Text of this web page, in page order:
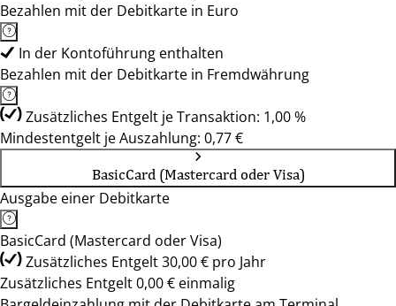
Bezahlen mit der Debitkarte in Euro
In der Kontoführung enthalten
Bezahlen mit der Debitkarte in Fremdwährung
Zusätzliches Entgelt je Transaktion: 1,00 %
Mindestentgelt je Auszahlung: 0,77 €
BasicCard (Mastercard oder Visa)
Ausgabe einer Debitkarte
BasicCard (Mastercard oder Visa)
Zusätzliches Entgelt 30,00 € pro Jahr
Zusätzliches Entgelt 0,00 € einmalig